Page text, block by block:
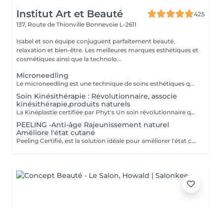
Institut Art et Beauté
425
137, Route de Thionville Bonnevoie L-2611
Isabel et son équipe conjuguent parfaitement beauté,
relaxation et bien-être. Les meilleures marques esthétiques et
cosmétiques ainsi que la technolo...
Microneedling
Le microneedling est une technique de soins esthétiques qui stimule naturellement la production de collagène et d'élastine. Améliorer la texture de la peau Réduire les pores dilatés Atténuer les ridules Diminuer les cicatrices d'acné ou les taches pigmentaires Une technique douce et efficace, adaptée à tous les types de peau. Utilisation de sérums professionnels pour un résultat optimal Conseil personnalisé avant chaque séance. Offrez à votre peau un teint plus lisse, uniforme et lumineux
Soin Kinésithérapie : Révolutionnaire, associe
kinésithérapie,produits naturels
La Kinéplastie certifiée par Phyt's Un soin révolutionnaire qui associe kinésithérapie et produits naturels pour une approche douce et efficace de la beauté. Utilise des techniques manuelles et des produits bio pour stimuler en profondeur, sans produits chimiques ni interventions invasives Chaque séance est spécialement conçue pour répondre à vos besoins uniques, ciblant les fascias et les muscles pour une solution sur-mesure qui s'adapte parfaitement à votre peau. Oxygénation et Régénération : Stimulez la circulation sanguine et la régénération cellulaire pour améliorer l'élasticité et la fermeté de votre peau, la rendant visiblement plus jeune et tonique. Résultats Immédiats : Obtenez des effets visibles dès la première séance avec un raffermissement et une tonification notables. Chaque soin est conditionné en ampoules individuelles pour assurer une hygiène parfaite, une fraîcheur optimale à chaque application et une utilisation précise des doses. Esthéticiennes Fatima Lisete Marie Francesca La Kinéplastie certifiée par Phyt's est bien plus qu'un simple soin offrant des résultats concrets pour la santé. Offrez-vous ce moment de bien-être pour révéler une peau revitalisée et éclatante.
PEELING -Anti-âge Rajeunissement naturel
Améliore l'état cutané
Peeling Certifié, est la solution idéale pour améliorer l'état cutané et lutter efficacement contre les signes du vieillissement. Ce soin avancé associe la puissance des ingrédients naturels à la rigueur des produits biologiques pour offrir des résultats visibles et durables. Certification BIO : Profitez de produits certifiés bio, garantissant une formulation respectueuse de votre peau et de l'environnement, tout en vous assurant une qualité irréprochable. Ingrédients naturels : Enrichi en actifs naturels, ce peeling favorise le renouvellement cellulaire, affine le grain de peau et améliore la texture cutanée pour un teint plus uniforme et éclatant. Ampoules individuelles : Chaque soin est conditionné en ampoules individuelles pour garantir une hygiène optimale, une fraîcheur parfaite à chaque application, et une précision dans l'utilisation des doses. Esthéticiennes Lisete Marie Francesca Mirza Déborah Une routine régulière de soins contribue à maintenir l'élasticité, la fermeté et l'éclat de votre peau, tout en prévenant les signes du vieillissement prématuré. Chaque soin que vous apportez à votre peau est un pas vers une beauté durable et naturellement rajeunie. Offrez à votre peau le meilleur de la nature avec le Peeling et découvrez une peau revitalisée et éclatante !